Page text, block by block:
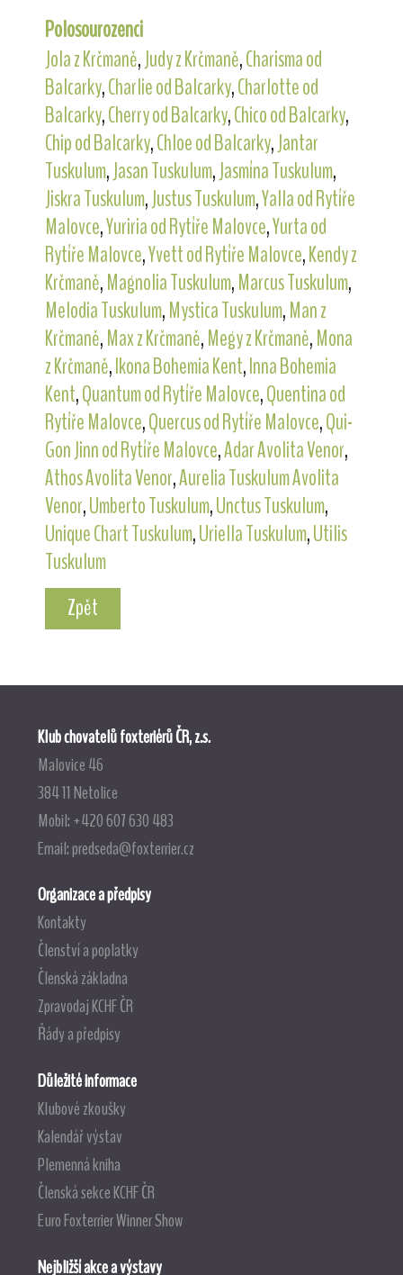
Polosourozenci
Jola z Krčmaně,Judy z Krčmaně,Charisma od
Balcarky,Charlie od Balcarky,Charlotte od
Balcarky,Cherry od Balcarky,Chico od Balcarky,
Chip od Balcarky,Chloe od Balcarky,Jantar
Tuskulum,Jasan Tuskulum,Jasmína Tuskulum,
Jiskra Tuskulum,Justus Tuskulum,Yalla od Rytíře
Malovce,Yuriria od Rytíře Malovce,Yurta od
Rytíře Malovce,Yvett od Rytíře Malovce,Kendy z
Krčmaně,Magnolia Tuskulum,Marcus Tuskulum,
Melodia Tuskulum,Mystica Tuskulum,Man z
Krčmaně,Max z Krčmaně,Megy z Krčmaně,Mona
z Krčmaně,Ikona Bohemia Kent,Inna Bohemia
Kent,Quantum od Rytíře Malovce,Quentina od
Rytíře Malovce,Quercus od Rytíře Malovce,Qui-
Gon Jinn od Rytíře Malovce,Adar Avolita Venor,
Athos Avolita Venor,Aurelia Tuskulum Avolita
Venor,Umberto Tuskulum,Unctus Tuskulum,
Unique Chart Tuskulum,Uriella Tuskulum,Utilis
Tuskulum
Zpět
Klub chovatelů foxteriérů ČR, z.s.
Malovice 46
384 11 Netolice
Mobil: +420 607 630 483
Email:predseda@foxterrier.cz
Organizace a předpisy
Kontakty
Členství a poplatky
Členská základna
Zpravodaj KCHF ČR
Řády a předpisy
Důležité informace
Klubové zkoušky
Kalendář výstav
Plemenná kniha
Členská sekce KCHF ČR
Euro Foxterrier Winner Show
Nejbližší akce a výstavy